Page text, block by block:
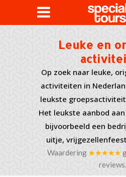
Leuke en
Op zoek naar leuke,
activiteiten in
leukste
Het leukste aanbod
bijvoorbeeld een
uitje,
Waardering ★★★★★
reviews.